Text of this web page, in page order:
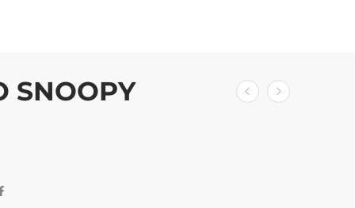
SNOOPY